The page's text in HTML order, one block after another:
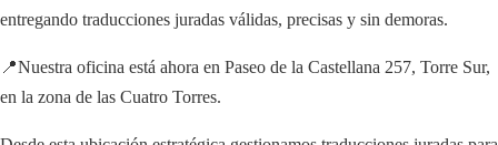
entregando traducciones juradas válidas, precisas y sin demoras.
📍Nuestra oficina está ahora en Paseo de la Castellana 257, Torre Sur,
en la zona de las Cuatro Torres.